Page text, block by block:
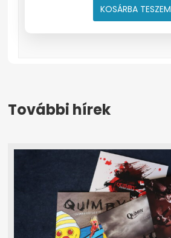
KOSÁRBA TESZEM
További hírek